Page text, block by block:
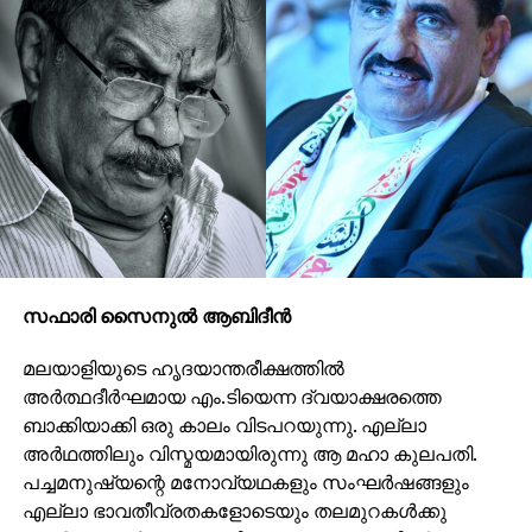
സഫാരി സൈനുല്‍ ആബിദീന്‍
മലയാളിയുടെ ഹൃദയാന്തരീക്ഷത്തില്‍
അര്‍ത്ഥദീര്‍ഘമായ എം.ടിയെന്ന ദ്വയാക്ഷരത്തെ
ബാക്കിയാക്കി ഒരു കാലം വിടപറയുന്നു. എല്ലാ
അര്‍ഥത്തിലും വിസ്മയമായിരുന്നു ആ മഹാ കുലപതി.
പച്ചമനുഷ്യന്റെ മനോവ്യഥകളും സംഘര്‍ഷങ്ങളും
എല്ലാ ഭാവതീവ്രതകളോടെയും തലമുറകള്‍ക്കു